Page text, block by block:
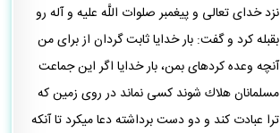
نزد خداى تعالى و پيغمبر صلوات اللَّه عليه و آله رو
بقبله كرد و گفت: بار خدايا ثابت گردان از براى من
آنچه وعده كرده‏اى بمن، بار خدايا اگر اين جماعت
مسلمانان هلاك شوند كسى نماند در روى زمين كه
ترا عبادت كند و دو دست برداشته دعا ميكرد تا آنكه